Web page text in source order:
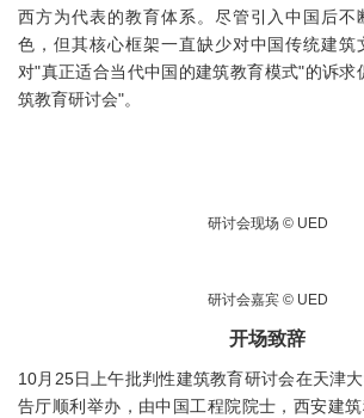
西方为代表的教育体系。尽管引入中国后不
色，但其核心框架一直缺少对中国传统建筑
对"真正适合当代中国的建筑教育模式"的诉求
筑教育研讨会"。
研讨会现场 © UED
研讨会嘉宾 © UED
开场致辞
10月25日上午批判性建筑教育研讨会在天津
告厅顺利举办，由中国工程院院士，西安建